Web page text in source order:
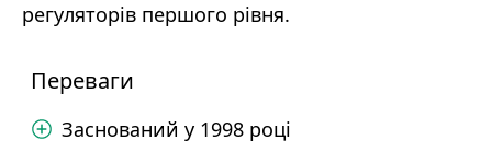
регуляторів першого рівня.
Переваги
Заснований у 1998 році